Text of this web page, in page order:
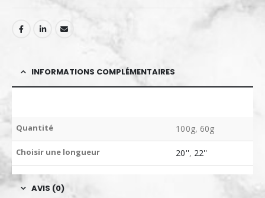
INFORMATIONS COMPLÉMENTAIRES
Quantité 100g, 60g
Choisir une longueur 20'', 22''
AVIS (0)